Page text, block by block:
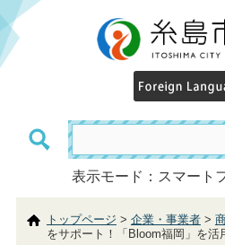
表示モード：スマート
トップページ > 企業・事業者>
をサポート！「Bloom福岡」を活